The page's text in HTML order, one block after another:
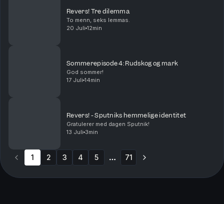
Revers! Tre dilemma
To menn, seks lemmas.
20 Juli 12min
Sommerepisode 4: Rudskog og mark
God sommer!
17 Juli 14min
Revers! - Sputniks hemmelige identitet
Gratulerer med dagen Sputnik!
13 Juli 3min
1 2 3 4 5 71